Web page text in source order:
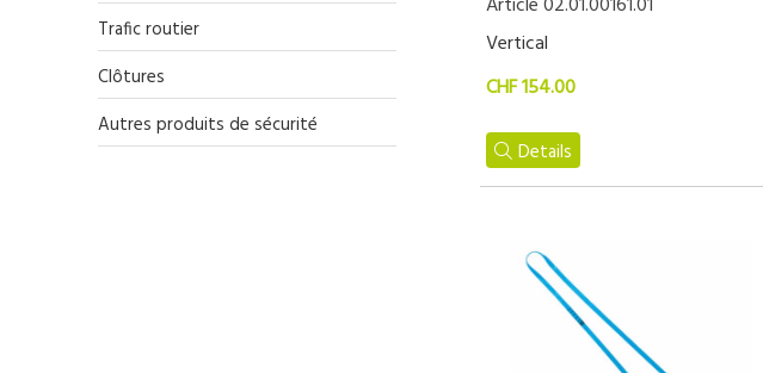
Trafic routier
Clôtures
Autres produits de sécurité
Article 02.01.00161.01
Vertical
CHF 154.00
Details